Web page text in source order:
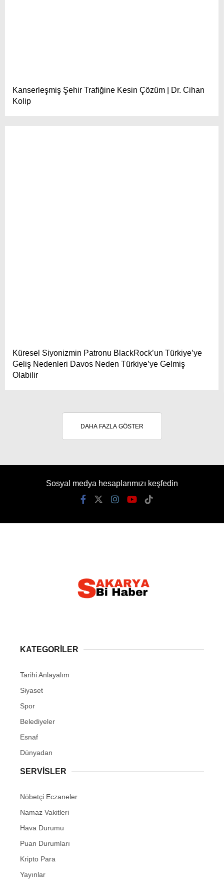
Kanserleşmiş Şehir Trafiğine Kesin Çözüm | Dr. Cihan
Kolip
Küresel Siyonizmin Patronu BlackRock’un Türkiye’ye
Geliş Nedenleri Davos Neden Türkiye’ye Gelmiş
Olabilir
DAHA FAZLA GÖSTER
Sosyal medya hesaplarımızı keşfedin
KATEGORİLER
Tarihi Anlayalım
Siyaset
Spor
Belediyeler
Esnaf
Dünyadan
SERVİSLER
Nöbetçi Eczaneler
Namaz Vakitleri
Hava Durumu
Puan Durumları
Kripto Para
Yayınlar